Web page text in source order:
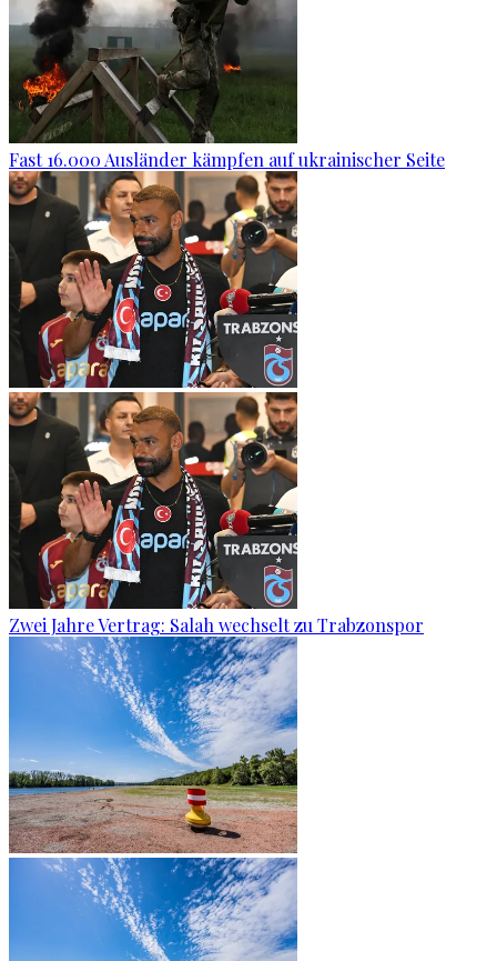
Fast 16.000 Ausländer kämpfen auf ukrainischer Seite
Zwei Jahre Vertrag: Salah wechselt zu Trabzonspor